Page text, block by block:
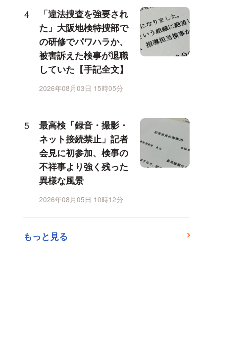
「違法捜査を強要され
た」大阪地検特捜部で
の研修でパワハラか、
被害訴えた検事が退職
していた【手記全文】
2026年08月03日 15時05分
最高検「録音・撮影・
ネット接続禁止」記者
会見に初参加、検事の
不祥事より強く残った
異様な風景
2026年08月05日 10時12分
もっと見る